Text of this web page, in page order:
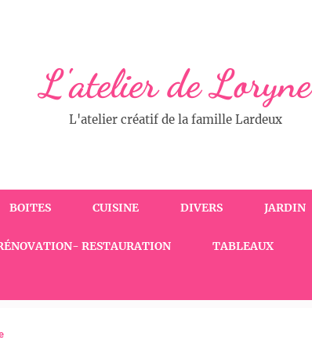
L'atelier de Loryne
L'atelier créatif de la famille Lardeux
BOITES CUISINE DIVERS JARDIN
RESTAURATION TABLEAUX